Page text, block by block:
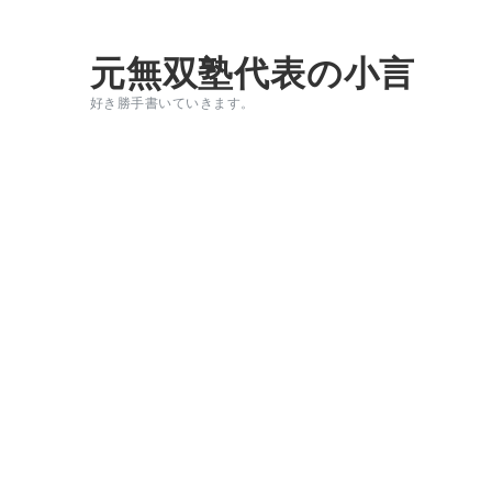
元無双塾代表の小言
好き勝手書いていきます。